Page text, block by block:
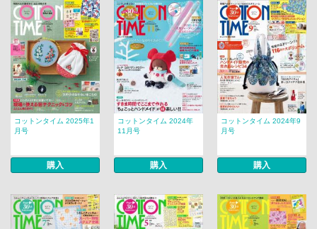
コットンタイム 2025年1
月号
購入
コットンタイム 2024年
11月号
購入
コットンタイム 2024年9
月号
購入